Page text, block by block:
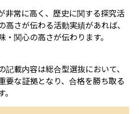
非常に高く、歴史に関する探究活
高さが伝わる活動実績があれば、
関心の高さが伝わります。
記載内容は総合型選抜において、
要な証拠となり、合格を勝ち取る